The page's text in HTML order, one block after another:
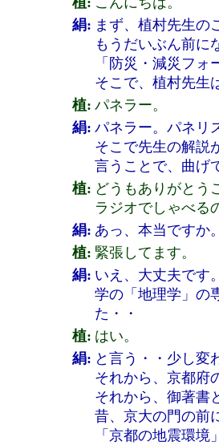
絹: まず、植村先生の
もうだいぶん前に
「防災・減災フ
そこで、植村先生
植: パネラー。
絹: パネラー。パネリ
そこで先生の解説
言うことで、曲げ
植: どうもありがとう
ラジオでしゃべる
絹: あっ、本当ですか。
植: 緊張してます。
絹: いえ、大丈夫です
学の「地理学」の
た・・
植: はい。
絹: と言う・・少し変
それから、京都府
それから、御著書
昔、京大の門の前
「京都の地震環